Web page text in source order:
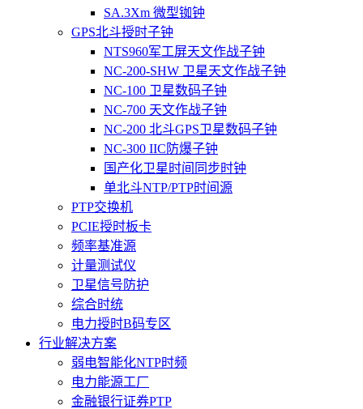
SA.3Xm 微型铷钟
GPS北斗授时子钟
NTS960军工屏天文作战子钟
NC-200-SHW 卫星天文作战子钟
NC-100 卫星数码子钟
NC-700 天文作战子钟
NC-200 北斗GPS卫星数码子钟
NC-300 IIC防爆子钟
国产化卫星时间同步时钟
单北斗NTP/PTP时间源
PTP交换机
PCIE授时板卡
频率基准源
计量测试仪
卫星信号防护
综合时统
电力授时B码专区
行业解决方案
弱电智能化NTP时频
电力能源工厂
金融银行证券PTP